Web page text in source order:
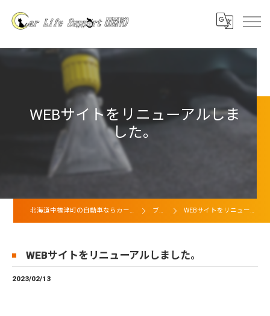
WEBサイトをリニューアルしま
した。
北海道中標津町の自動車ならカーライフサポート上野 ブログ WEBサイトをリニューアルしました。
WEBサイトをリニューアルしました。
2023/02/13